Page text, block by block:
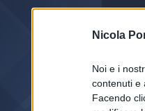
Nicola
Noi e i
contenuti e
Facendo